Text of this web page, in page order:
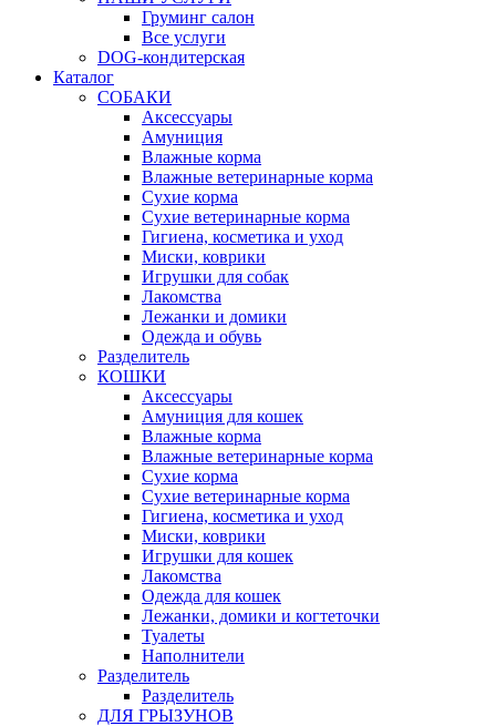
Груминг салон
Все услуги
DOG-кондитерская
Каталог
СОБАКИ
Аксессуары
Амуниция
Влажные корма
Влажные ветеринарные корма
Сухие корма
Сухие ветеринарные корма
Гигиена, косметика и уход
Миски, коврики
Игрушки для собак
Лакомства
Лежанки и домики
Одежда и обувь
Разделитель
КОШКИ
Аксессуары
Амуниция для кошек
Влажные корма
Влажные ветеринарные корма
Сухие корма
Сухие ветеринарные корма
Гигиена, косметика и уход
Миски, коврики
Игрушки для кошек
Лакомства
Одежда для кошек
Лежанки, домики и когтеточки
Туалеты
Наполнители
Pазделитель
Разделитель
ДЛЯ ГРЫЗУНОВ